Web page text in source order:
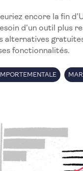
encore la fin
d'un outil plus
alternatives
fonctionnalités.